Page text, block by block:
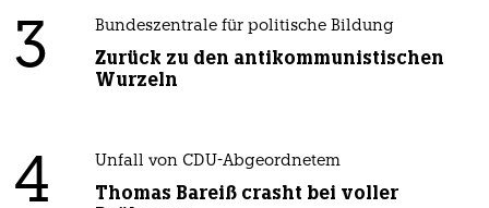
3 Bundeszentrale für politische Bildung
Zurück zu den antikommunistischen
Wurzeln
4 Unfall von CDU-Abgeordnetem
Thomas Bareiß crasht bei voller